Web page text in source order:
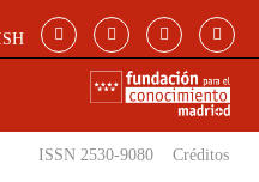
ISSN 2530-9080 Créditos